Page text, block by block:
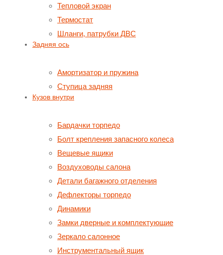
Тепловой экран
Термостат
Шланги, патрубки ДВС
Задняя ось
Амортизатор и пружина
Ступица задняя
Кузов внутри
Бардачки торпедо
Болт крепления запасного колеса
Вещевые ящики
Воздуховоды салона
Детали багажного отделения
Дефлекторы торпедо
Динамики
Замки дверные и комплектующие
Зеркало салонное
Инструментальный ящик